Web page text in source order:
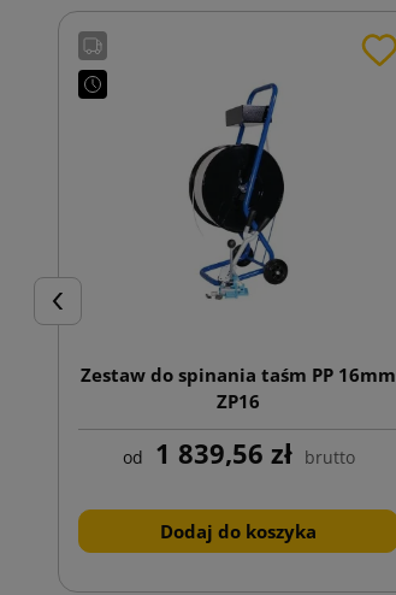
Poprzedni
Zestaw do spinania taśm PP 16mm
ZP16
od 1 839,56 zł brutto
Dodaj do koszyka